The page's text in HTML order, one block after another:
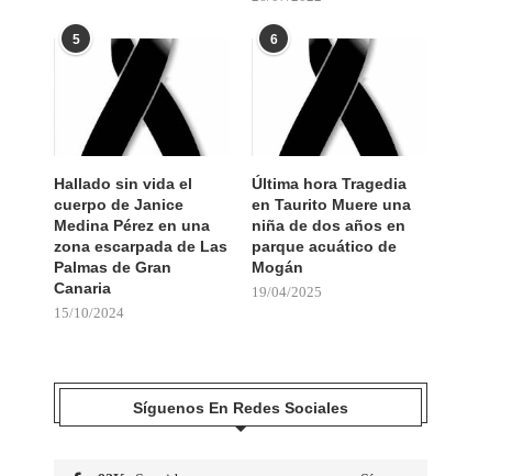
5
Hallado sin vida el
cuerpo de Janice
Medina Pérez en una
zona escarpada de Las
Palmas de Gran
Canaria
15/10/2024
6
Última hora Tragedia
en Taurito Muere una
niña de dos años en
parque acuático de
Mogán
19/04/2025
Síguenos En Redes Sociales